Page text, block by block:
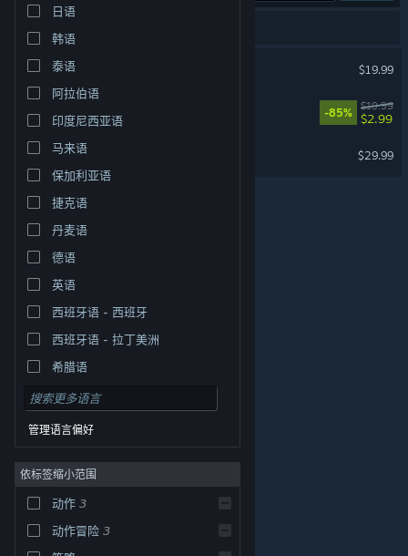
更改语言
获取 Steam 手机应用
查看桌面版网站
© Valve Corporation。保留所有权利。所有商标均为其在
律信息| 无障碍|Steam 订户协议
日语
韩语
泰语
阿拉伯语
印度尼西亚语
马来语
保加利亚语
捷克语
丹麦语
德语
英语
西班牙语 - 西班牙
西班牙语 - 拉丁美洲
希腊语
管理语言偏好
依标签缩小范围
动作 3
动作冒险 3
3 个匹配的搜索结果。
$19.99
-85%
$19.99
$2.99
$29.99